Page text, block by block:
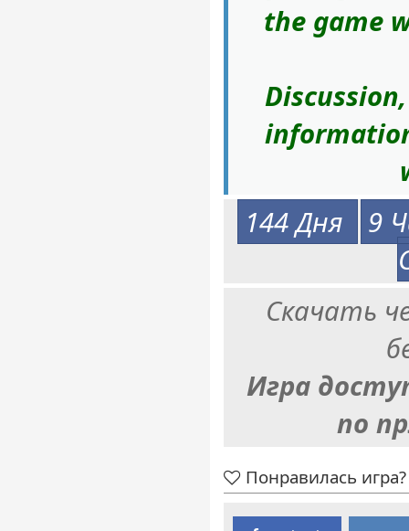
the game
144 Дня
9
Скачать
Игра
по
Понравилась